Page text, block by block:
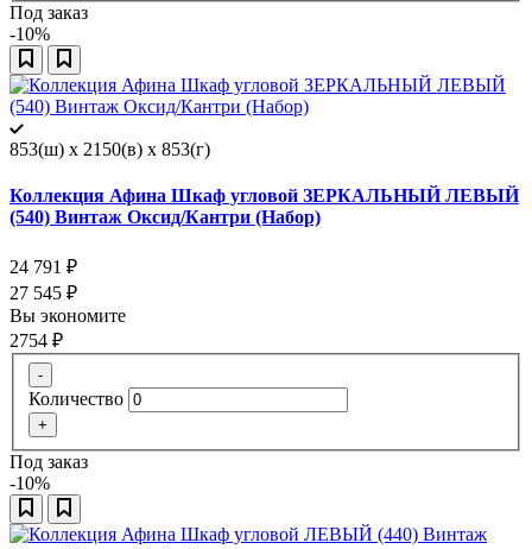
Под заказ
-10%
853(ш) x 2150(в) x 853(г)
Коллекция Афина Шкаф угловой ЗЕРКАЛЬНЫЙ ЛЕВЫЙ
(540) Винтаж Оксид/Кантри (Набор)
24 791 ₽
27 545 ₽
Вы экономите
2754 ₽
-
Количество
+
Под заказ
-10%